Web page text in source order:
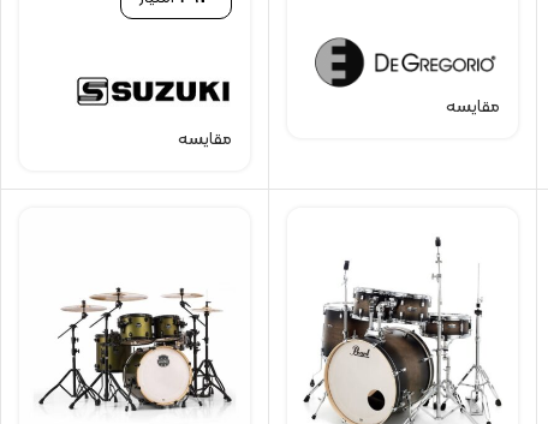
مقایسه
مقایسه